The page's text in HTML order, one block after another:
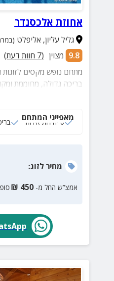
אחוזת אלכסנדר
גליל עליון, אליפלט
9.8 מצוין (
7 חוות דעת)
בריכה גדולה, מחוממת
מאפייני המתחם
6 יחידות אירוח
מחירלזוג:
אמצ”ש החל מ- 450
₪